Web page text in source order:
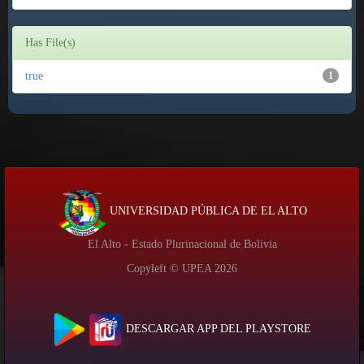
Has File(s)
1
true
UNIVERSIDAD PÚBLICA DE EL ALTO
El Alto - Estado Plurinacional de Bolivia
Copyleft © UPEA 2026
DESCARGAR APP DEL PLAYSTORE